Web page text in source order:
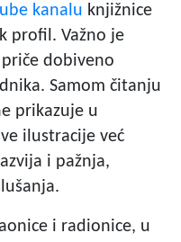
kanalu knjižnice
profil. Važno je
dobiveno
Samom čitanju
prikazuje u
ilustracije već
i pažnja,
i radionice, u